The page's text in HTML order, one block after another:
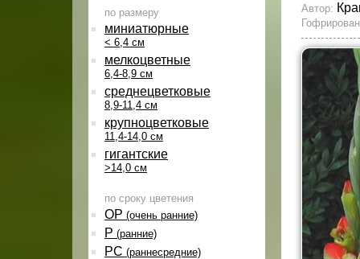
по размеру
миниатюрные
< 6,4 см
мелкоцветные
6,4-8,9 см
среднецветковые
8,9-11,4 см
крупноцветковые
11,4-14,0 см
гигантские
>14,0 см
по сроку цветения
ОР (очень ранние)
Р (ранние)
РС (раннесредние)
Автор: